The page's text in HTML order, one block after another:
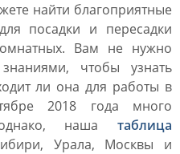
найти благоприятные
посадки и пересадки
Вам не нужно
чтобы узнать
ли она для работы в
2018 года много
наша таблица
Урала, Москвы и